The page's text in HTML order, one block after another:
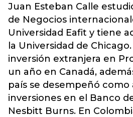
Juan Esteban Calle
de Negocios
Universidad Eafit y tiene
la Universidad de
inversión extranjera en
un año en Canadá,
país se desempeñó como
inversiones en el Banco
Nesbitt Burns. En